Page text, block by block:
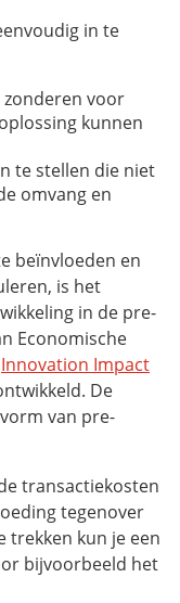
in te
voor
kunnen
te stellen die niet
omvang en
beïnvloeden en
is het
in de pre-
Economische
Innovation Impact
De
van pre-
transactiekosten
tegenover
trekken kun je een
bijvoorbeeld het